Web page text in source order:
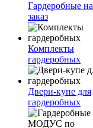
Гардеробные на
заказ
Комплекты
гардеробных
Двери-купе для
гардеробных